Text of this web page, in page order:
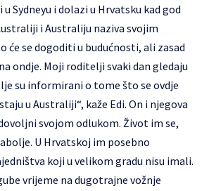
Sydneyu i dolazi u Hrvatsku kad god
i Australiju naziva svojim
će se dogoditi u budućnosti, ali zasad
ondje. Moji roditelji svaki dan gledaju
su informirani o tome što se ovdje
u Australiji“, kaže Edi. On i njegova
svojom odlukom. Život im se,
U Hrvatskoj im posebno
koji u velikom gradu nisu imali.
vrijeme na dugotrajne vožnje